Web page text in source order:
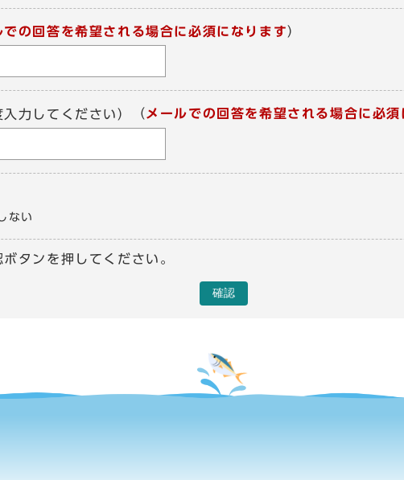
での回答を希望される場合に必須になります）
力してください） （メールでの回答を希望される場合に必須
ない
タンを押してください。
確認